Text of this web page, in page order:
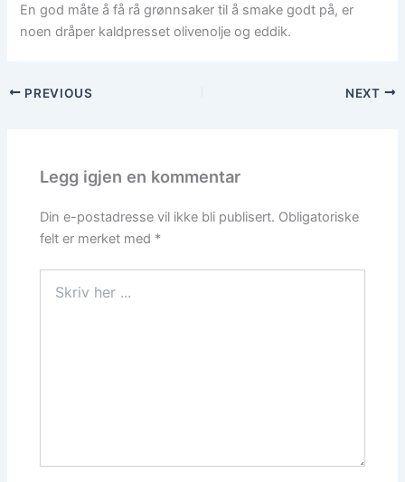
En god måte å få rå grønnsaker til å smake godt på, er
noen dråper kaldpresset olivenolje og eddik.
PREVIOUS NEXT
Legg igjen en kommentar
Din e-postadresse vil ikke bli publisert. Obligatoriske
felt er merket med *
her